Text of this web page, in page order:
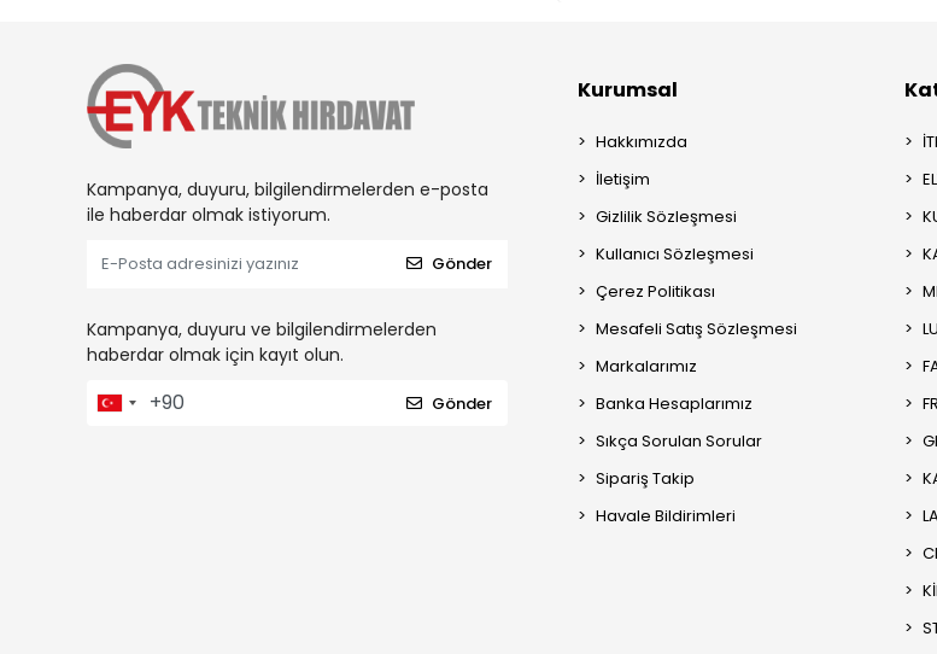
Kampanya, duyuru, bilgilendirmelerden e-posta
ile haberdar olmak istiyorum.
Gönder
Kampanya, duyuru ve bilgilendirmelerden
haberdar olmak için kayıt olun.
Gönder
Kurumsal
Hakkımızda
İletişim
Gizlilik Sözleşmesi
Kullanıcı Sözleşmesi
Çerez Politikası
Mesafeli Satış Sözleşmesi
Markalarımız
Banka Hesaplarımız
Sıkça Sorulan Sorular
Sipariş Takip
Havale Bildirimleri